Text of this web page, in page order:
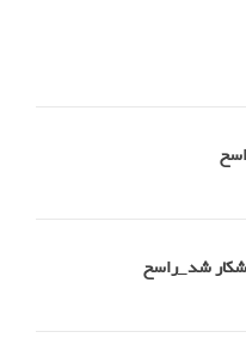
شد_راسخ